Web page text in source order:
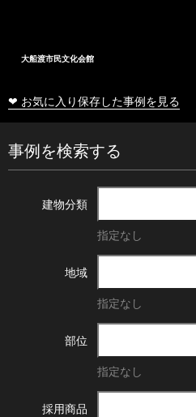
大船渡市民文化会館
❤ お気に入り保存した事例を見る
事例を検索する
建物分類
指定なし
地域
指定なし
部位
指定なし
採用商品